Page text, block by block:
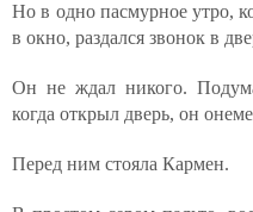
Но в одно пасмурное утро,
в окно, раздался звонок в
Он не ждал никого.
когда открыл дверь, он
Перед ним стояла Кармен.